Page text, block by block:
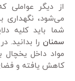
از دیگر
می‌شود،
شما باید کلیه
سمنان را بدانید.
مواد داخل یخچال
کاهش یافته و